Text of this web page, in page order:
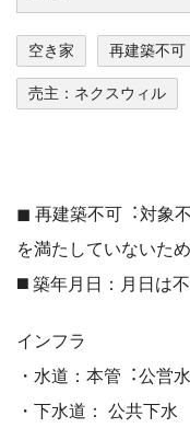
空き家 再建築不可
売主：ネクスウィル
◼ 再建築不可︓対象
を満たしていないため
◼️ 築年月日：月日は
インフラ
・水道：本管︓公営
・下水道： 公共下⽔